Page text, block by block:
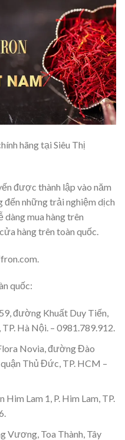
hãng tại Siêu Thị
được thành lập vào năm
đến những trải nghiệm dịch
dàng mua hàng trên
hàng trên toàn quốc.
quốc:
đường Khuất Duy Tiến,
TP. Hà Nội. – 0981.789.912.
Novia, đường Đào
Thủ Đức, TP. HCM –
Lam 1, P. Him Lam, TP.
Vương, Toa Thành, Tây